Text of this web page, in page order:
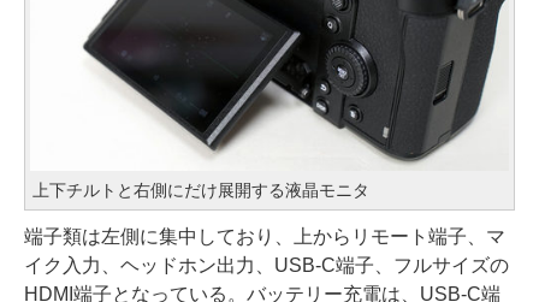
上下チルトと右側にだけ展開する液晶モニタ
端子類は左側に集中しており、上からリモート端子、マ
イク入力、ヘッドホン出力、USB-C端子、フルサイズの
HDMI端子となっている。バッテリー充電は、USB-C端